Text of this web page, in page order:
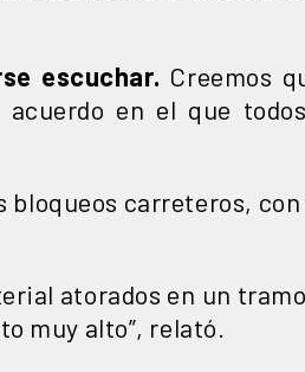
escuchar. Creemos
en el que
carreteros,
atorados en un tramo
muy alto”, relató.